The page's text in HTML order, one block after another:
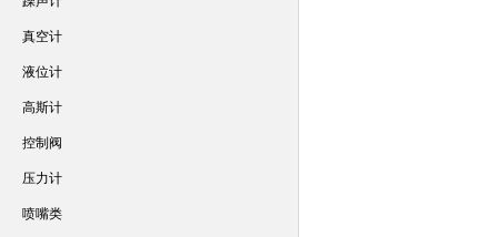
真空计
液位计
高斯计
控制阀
压力计
喷嘴类